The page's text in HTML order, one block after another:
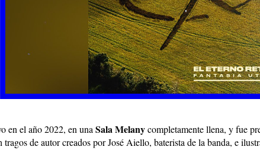
en el año 2022, en una Sala Melanycompletamente llena, y fue
de autor creados por José Aiello, baterista de la banda, e